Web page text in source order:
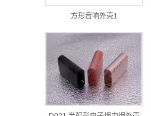
方形音响外壳1